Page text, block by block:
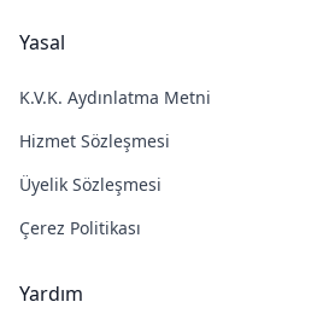
Yasal
K.V.K. Aydınlatma Metni
Hizmet Sözleşmesi
Üyelik Sözleşmesi
Çerez Politikası
Yardım